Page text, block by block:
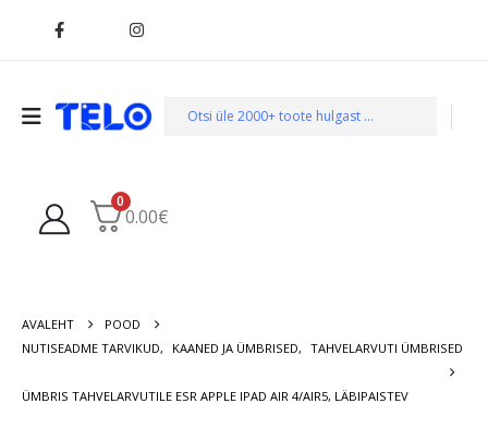
0
0.00€
AVALEHT
POOD
NUTISEADME TARVIKUD, KAANED JA ÜMBRISED, TAHVELARVUTI ÜMBRISED
ÜMBRIS TAHVELARVUTILE ESR APPLE IPAD AIR 4/AIR5, LÄBIPAISTEV